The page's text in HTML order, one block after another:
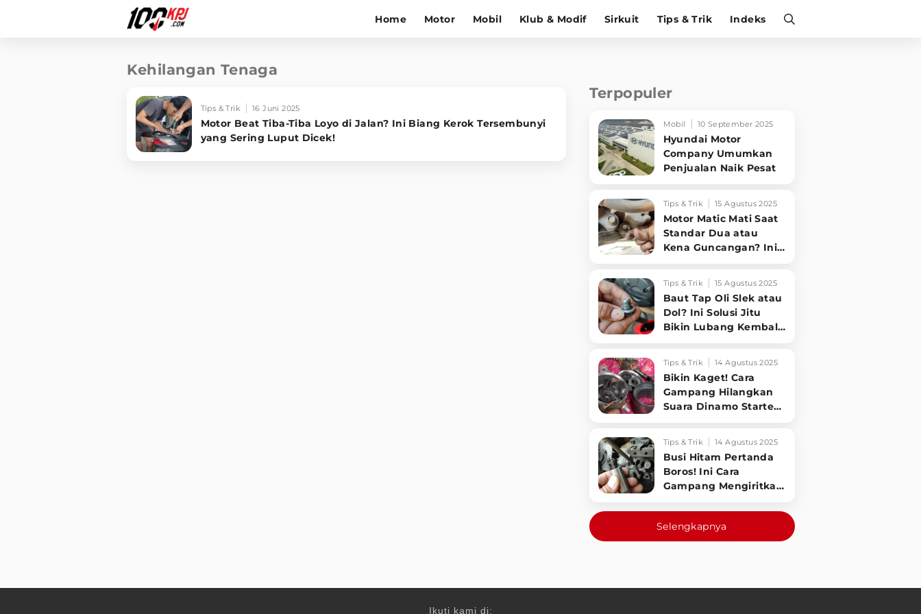
Home Motor Mobil Klub & Modif Sirkuit Tips & Trik Indeks
Kehilangan Tenaga
Tips & Trik 16 Juni 2025
Motor Beat Tiba-Tiba Loyo di Jalan? Ini Biang Kerok Tersembunyi
yang Sering Luput Dicek!
Terpopuler
Mobil 10 September 2025
Hyundai Motor
Company Umumkan
Penjualan Naik Pesat
Tips & Trik 15 Agustus 2025
Motor Matic Mati Saat
Standar Dua atau
Kena Guncangan? Ini
Tips & Trik 15 Agustus 2025
Baut Tap Oli Slek atau
Dol? Ini Solusi Jitu
Bikin Lubang Kembali
Tips & Trik 14 Agustus 2025
Bikin Kaget! Cara
Gampang Hilangkan
Suara Dinamo Starter
Dimatikan!
Tips & Trik 14 Agustus 2025
Busi Hitam Pertanda
Boros! Ini Cara
Gampang Mengiritkan
Lebih Irit!
Selengkapnya
Ikuti kami di: